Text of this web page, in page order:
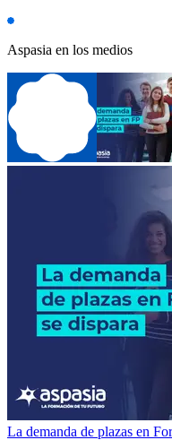
Aspasia en los medios
La demanda de plazas en